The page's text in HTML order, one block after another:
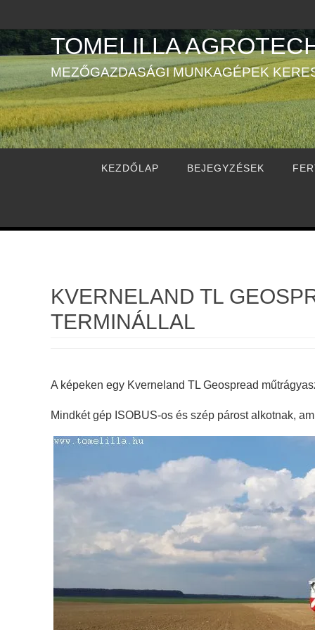
TOMELILLA
MEZŐGAZDASÁGI MUNKAGÉPEK
KEZDŐLAP
BEJEGYZÉSEK
KVERNELAND TL
TERMINÁLLAL
A képeken egy Kverneland TL Geospread
Mindkét gép ISOBUS-os és szép párost alkotnak,